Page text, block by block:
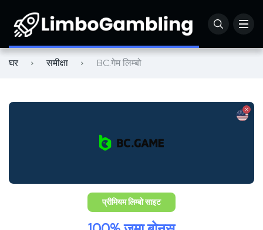
घर समीक्षा BC.गेम लिम्बो
प्रीमियम लिम्बो साइट
लिम्बो XY समीक्षा